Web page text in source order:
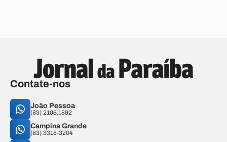
Contate-nos
João Pessoa
(83) 2106.1892
Campina Grande
(83) 3315-3204